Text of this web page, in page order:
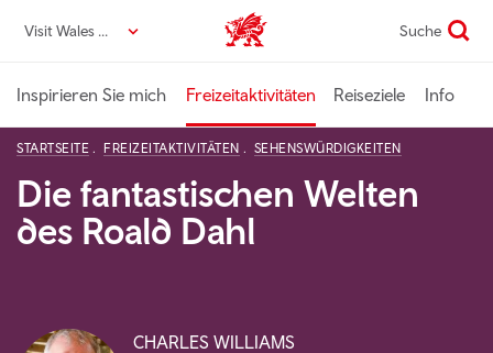
zumVisit Wales DE VisitWales home Suche
Inspirieren Sie mich Freizeitaktivitäten Reiseziele Info
STARTSEITE FREIZEITAKTIVITÄTEN SEHENSWÜRDIGKEITEN
Die fantastischen Welten
des Roald Dahl
CHARLES WILLIAMS